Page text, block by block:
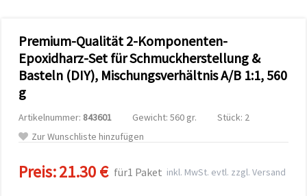
unserer
Partner für
Analyse
Marketing.
Sie können
Cookies
akzeptieren,
ablehnen
Auswahl in
Premium-Qualität 2-Komponenten-
Epoxidharz-Set für Schmuckherstellung &
Basteln (DIY), Mischungsverhältnis A/B 1:1, 560
g
Artikelnummer: 843601 Gewicht: 560 gr.
Stück: 2
Zur Wunschliste hinzufügen
Preis:21.30 € für1 Paket inkl. MwSt. evtl. zzgl. Versand